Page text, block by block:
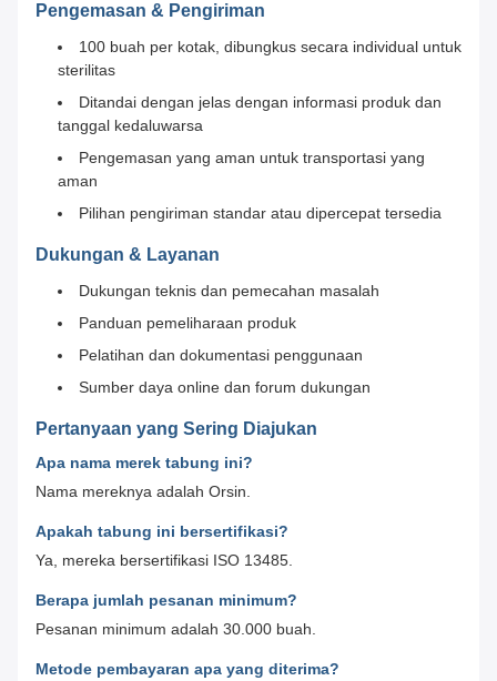
Pengemasan & Pengiriman
100 buah per kotak, dibungkus secara individual untuk
sterilitas
Ditandai dengan jelas dengan informasi produk dan
tanggal kedaluwarsa
Pengemasan yang aman untuk transportasi yang
aman
Pilihan pengiriman standar atau dipercepat tersedia
Dukungan & Layanan
Dukungan teknis dan pemecahan masalah
Panduan pemeliharaan produk
Pelatihan dan dokumentasi penggunaan
Sumber daya online dan forum dukungan
Pertanyaan yang Sering Diajukan
Apa nama merek tabung ini?
Nama mereknya adalah Orsin.
Apakah tabung ini bersertifikasi?
Ya, mereka bersertifikasi ISO 13485.
Berapa jumlah pesanan minimum?
Pesanan minimum adalah 30.000 buah.
Metode pembayaran apa yang diterima?